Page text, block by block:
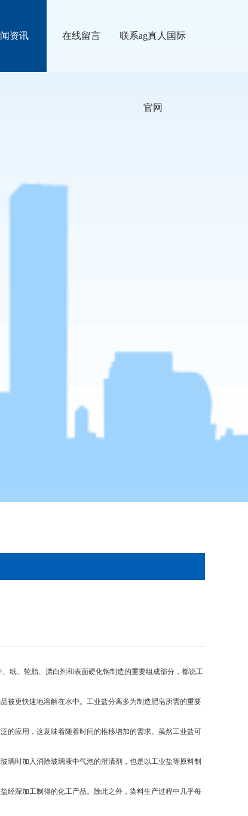
资讯 在线留言 联系ag真人国际
官网
纸、轮胎、漂白剂和表面硬化钢制造的重要组成部分，都说工
更快速地溶解在水中。工业盐分离多为制造肥皂所需的重要
应用，这意味着随着时间的推移增加的需求。虽然工业盐可
时加入消除玻璃液中气泡的澄清剂，也是以工业盐等原料制
深加工制得的化工产品。除此之外，染料生产过程中几乎每